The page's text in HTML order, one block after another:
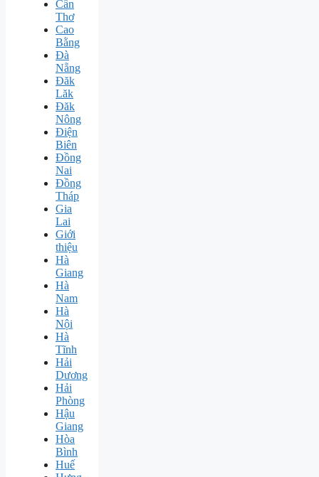
Cần
Thơ
Cao
Bằng
Đà
Nẵng
Đăk
Lăk
Đăk
Nông
Điện
Biên
Đồng
Nai
Đồng
Tháp
Gia
Lai
Giới
thiệu
Hà
Giang
Hà
Nam
Hà
Nội
Hà
Tĩnh
Hải
Dương
Hải
Phòng
Hậu
Giang
Hòa
Bình
Huế